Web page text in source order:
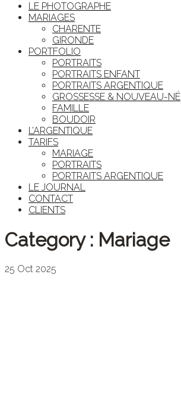
LE PHOTOGRAPHE
MARIAGES
CHARENTE
GIRONDE
PORTFOLIO
PORTRAITS
PORTRAITS ENFANT
PORTRAITS ARGENTIQUE
GROSSESSE & NOUVEAU-NÉ
FAMILLE
BOUDOIR
L’ARGENTIQUE
TARIFS
MARIAGE
PORTRAITS
PORTRAITS ARGENTIQUE
LE JOURNAL
CONTACT
CLIENTS
Category : Mariage
25 Oct 2025